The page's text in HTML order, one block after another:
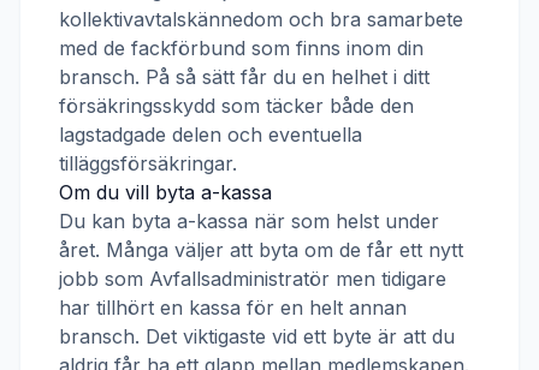
kollektivavtalskännedom och bra samarbete
med de fackförbund som finns inom din
bransch. På så sätt får du en helhet i ditt
försäkringsskydd som täcker både den
lagstadgade delen och eventuella
tilläggsförsäkringar.
Om du vill byta a-kassa
Du kan byta a-kassa när som helst under
året. Många väljer att byta om de får ett nytt
jobb som Avfallsadministratör men tidigare
har tillhört en kassa för en helt annan
bransch. Det viktigaste vid ett byte är att du
aldrig får ha ett glapp mellan medlemskapen.